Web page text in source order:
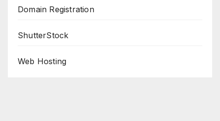
Domain Registration
ShutterStock
Web Hosting